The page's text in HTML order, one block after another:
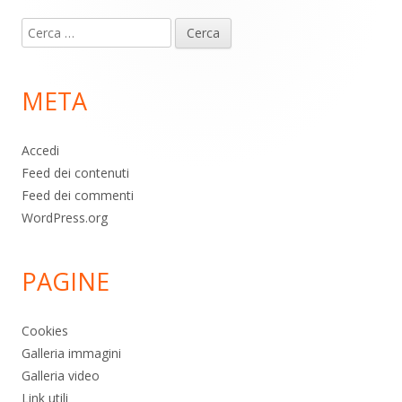
piè
pagina
Ricerca
per:
META
Accedi
Feed dei contenuti
Feed dei commenti
WordPress.org
PAGINE
Cookies
Galleria immagini
Galleria video
Link utili